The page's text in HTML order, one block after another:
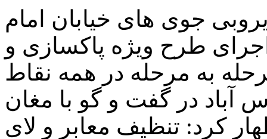
جوی های خیابان امام
طرح ویژه پاکسازی و
به مرحله در همه نقاط
آباد در گفت و گو با مغان